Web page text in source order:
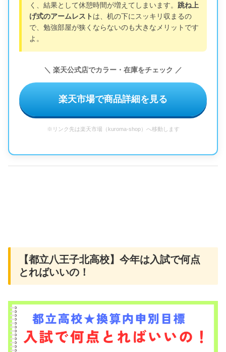
く、結果として休憩時間が増えてしまいます。 跳ね上
げ式のアームレスト は、机の下にスッキリ収まるの
で、勉強部屋が狭くならないのも大きなメリットです
よ。
＼ 楽天公式店でカラー・在庫をチェック ／
楽天市場で商品詳細を見る
※リンク先は楽天市場（kuroma-shop）へ移動します
【都立八王子北高校】今年は入試で何点
とればいいの！